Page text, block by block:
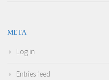
META
Log in
Entries feed